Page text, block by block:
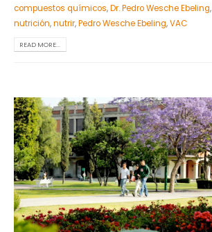
compuestos químicos,Dr. Pedro Wesche Ebeling,
nutrición,nutrir,Pedro Wesche Ebeling,VAC
READ MORE...